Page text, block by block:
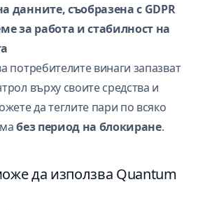
данните, съобразена с GDPR
за работа и стабилност на
потребителите винаги запазват
върху своите средства и
да теглите пари по всяко
без период на блокиране.
да използва Quantum